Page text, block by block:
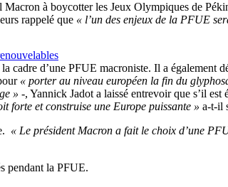
à boycotter les Jeux Olympiques de
rappelé que « l’un des enjeux de la PFUE
cadre d’une PFUE macroniste. Il a également
« porter au niveau européen la fin du
» -, Yannick Jadot a laissé entrevoir que s’il
forte et construise une Europe puissante » a-t-il
« Le président Macron a fait le choix d’une
pendant la PFUE.